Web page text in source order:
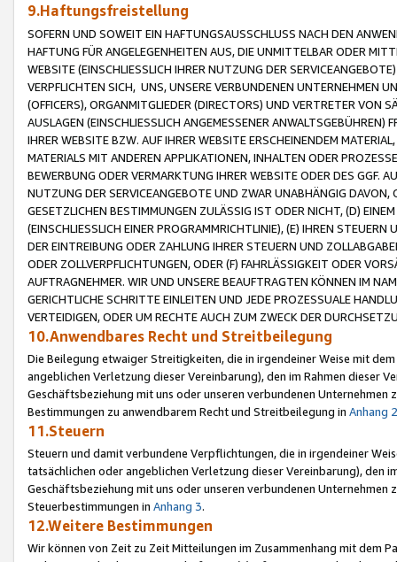
9.Haftungsfreistellung
SOFERN UND SOWEIT EIN HAFTUNGSAUSSCHLUSS NACH DEN
HAFTUNG FÜR ANGELEGENHEITEN AUS, DIE UNMITTELBAR ODER
WEBSITE (EINSCHLIESSLICH IHRER NUTZUNG DER
VERPFLICHTEN SICH, UNS, UNSERE VERBUNDENEN UNTERNEHMEN
(OFFICERS), ORGANMITGLIEDER (DIRECTORS) UND VERTRETER VON
AUSLAGEN (EINSCHLIESSLICH ANGEMESSENER
IHRER WEBSITE BZW. AUF IHRER WEBSITE ERSCHEINENDEM
MATERIALS MIT ANDEREN APPLIKATIONEN, INHALTEN ODER
BEWERBUNG ODER VERMARKTUNG IHRER WEBSITE ODER DES GGF.
NUTZUNG DER SERVICEANGEBOTE UND ZWAR UNABHÄNGIG
GESETZLICHEN BESTIMMUNGEN ZULÄSSIG IST ODER NICHT, (D)
(EINSCHLIESSLICH EINER PROGRAMMRICHTLINIE), (E) IHREN
DER EINTREIBUNG ODER ZAHLUNG IHRER STEUERN UND
ODER ZOLLVERPFLICHTUNGEN, ODER (F) FAHRLÄSSIGKEIT ODER
AUFTRAGNEHMER. WIR UND UNSERE BEAUFTRAGTEN KÖNNEN IM
GERICHTLICHE SCHRITTE EINLEITEN UND JEDE PROZESSUALE
VERTEIDIGEN, ODER UM RECHTE AUCH ZUM ZWECK DER
10.Anwendbares Recht und Streitbeilegung
Die Beilegung etwaiger Streitigkeiten, die in irgendeiner Weise mit
angeblichen Verletzung dieser Vereinbarung), den im Rahmen dieser
Geschäftsbeziehung mit uns oder unseren verbundenen
Bestimmungen zu anwendbarem Recht und Streitbeilegung in Anhang 2
11.Steuern
Steuern und damit verbundene Verpflichtungen, die in irgendeiner
tatsächlichen oder angeblichen Verletzung dieser Vereinbarung), den
Geschäftsbeziehung mit uns oder unseren verbundenen
Steuerbestimmungen in Anhang 3.
12.Weitere Bestimmungen
Wir können von Zeit zu Zeit Mitteilungen im Zusammenhang mit dem